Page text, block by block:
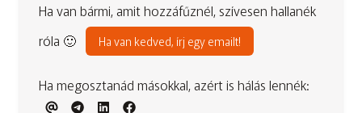
Ha van bármi, amit hozzáfűznél, szívesen hallanék
róla 🙂
Ha van kedved, írj egy emailt!
Ha megosztanád másokkal, azért is hálás lennék: